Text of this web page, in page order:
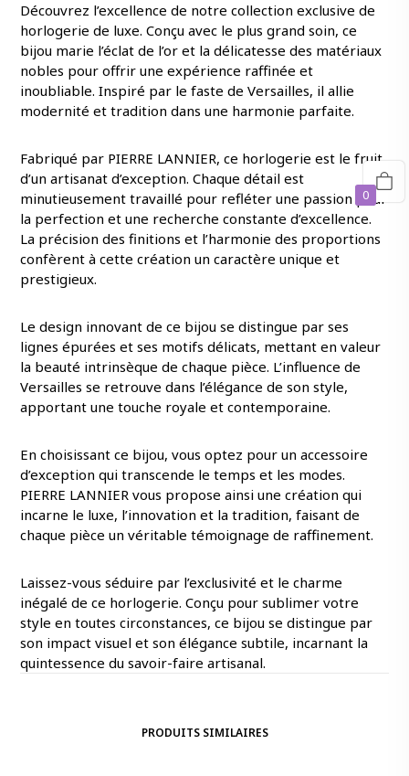
Découvrez l’excellence de notre collection exclusive de
horlogerie de luxe. Conçu avec le plus grand soin, ce
bijou marie l’éclat de l’or et la délicatesse des matériaux
nobles pour offrir une expérience raffinée et
inoubliable. Inspiré par le faste de Versailles, il allie
modernité et tradition dans une harmonie parfaite.
Fabriqué par PIERRE LANNIER, ce horlogerie est le fruit
d’un artisanat d’exception. Chaque détail est
minutieusement travaillé pour refléter une passion pour
la perfection et une recherche constante d’excellence.
La précision des finitions et l’harmonie des proportions
confèrent à cette création un caractère unique et
prestigieux.
Le design innovant de ce bijou se distingue par ses
lignes épurées et ses motifs délicats, mettant en valeur
la beauté intrinsèque de chaque pièce. L’influence de
Versailles se retrouve dans l’élégance de son style,
apportant une touche royale et contemporaine.
En choisissant ce bijou, vous optez pour un accessoire
d’exception qui transcende le temps et les modes.
PIERRE LANNIER vous propose ainsi une création qui
incarne le luxe, l’innovation et la tradition, faisant de
chaque pièce un véritable témoignage de raffinement.
Laissez-vous séduire par l’exclusivité et le charme
inégalé de ce horlogerie. Conçu pour sublimer votre
style en toutes circonstances, ce bijou se distingue par
son impact visuel et son élégance subtile, incarnant la
quintessence du savoir-faire artisanal.
PRODUITS SIMILAIRES
0